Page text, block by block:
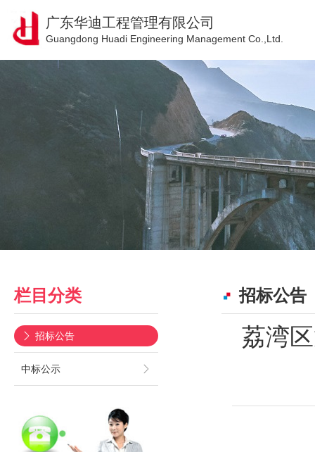
广东华迪工程管理有限公司
Guangdong Huadi Engineering Management Co.,Ltd.
栏目分类
招标公告
中标公示
招标公告
荔湾